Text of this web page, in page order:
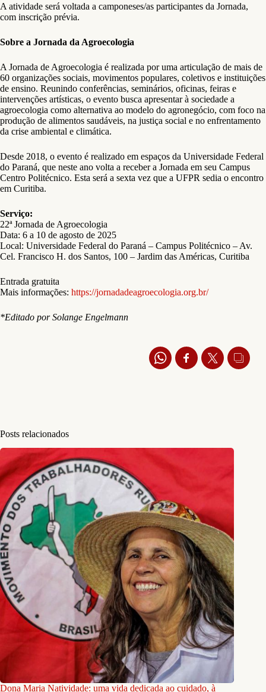
A atividade será voltada a camponeses/as participantes da Jornada,
com inscrição prévia.
Sobre a Jornada da Agroecologia
A Jornada de Agroecologia é realizada por uma articulação de mais de
60 organizações sociais, movimentos populares, coletivos e instituições
de ensino. Reunindo conferências, seminários, oficinas, feiras e
intervenções artísticas, o evento busca apresentar à sociedade a
agroecologia como alternativa ao modelo do agronegócio, com foco na
produção de alimentos saudáveis, na justiça social e no enfrentamento
da crise ambiental e climática.
Desde 2018, o evento é realizado em espaços da Universidade Federal
do Paraná, que neste ano volta a receber a Jornada em seu Campus
Centro Politécnico. Esta será a sexta vez que a UFPR sedia o encontro
em Curitiba.
Serviço:
22ª Jornada de Agroecologia
Data: 6 a 10 de agosto de 2025
Local: Universidade Federal do Paraná – Campus Politécnico – Av.
Cel. Francisco H. dos Santos, 100 – Jardim das Américas, Curitiba
Entrada gratuita
Mais informações: https://jornadadeagroecologia.org.br/
*Editado por Solange Engelmann
Posts relacionados
Dona Maria Natividade: uma vida dedicada ao cuidado, à